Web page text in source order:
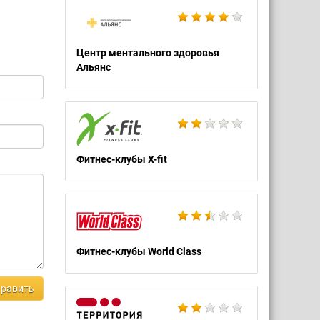
Центр ментального здоровья
Альянс
Фитнес-клубы X-fit
Фитнес-клубы World Class